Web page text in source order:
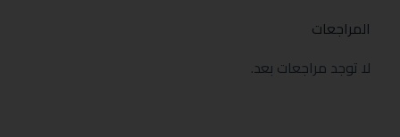
المراجعات
لا توجد مراجعات بعد.